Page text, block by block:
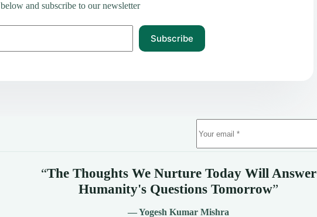
and subscribe to our newsletter
Subscribe
“The Thoughts We Nurture Today Will Answer
Humanity's Questions Tomorrow”
— Yogesh Kumar Mishra